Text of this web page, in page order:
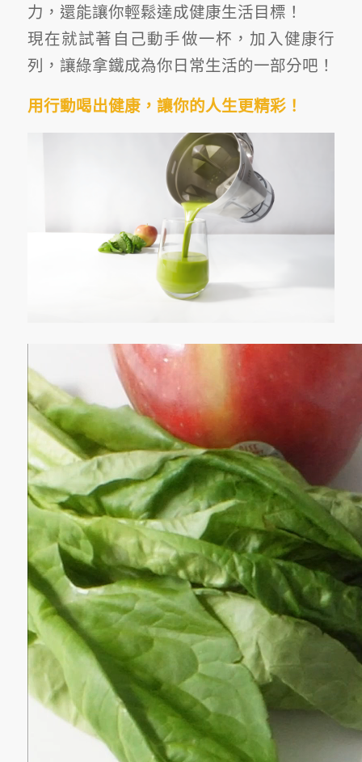
力，還能讓你輕鬆達成健康生活目標！
現在就試著自己動手做一杯，加入健康行
列，讓綠拿鐵成為你日常生活的一部分吧！
用行動喝出健康，讓你的人生更精彩！